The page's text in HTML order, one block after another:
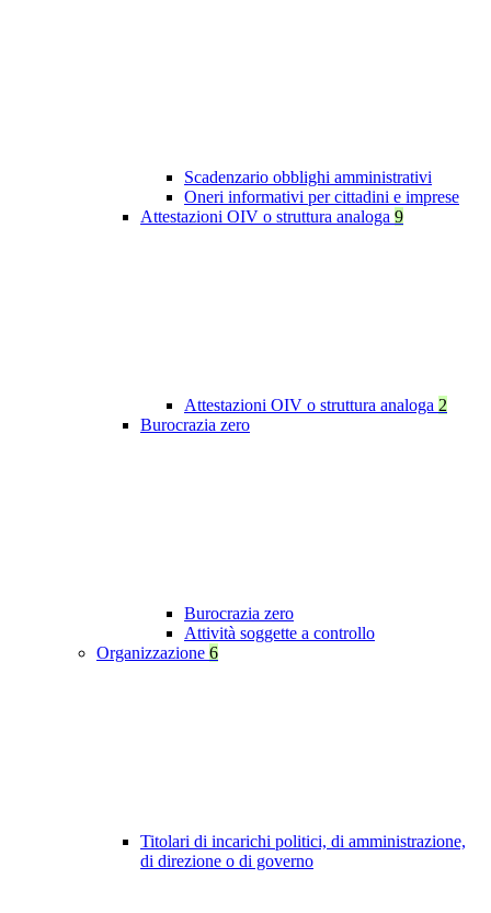
Scadenzario obblighi amministrativi
Oneri informativi per cittadini e imprese
Attestazioni OIV o struttura analoga 9
Attestazioni OIV o struttura analoga 2
Burocrazia zero
Burocrazia zero
Attività soggette a controllo
Organizzazione 6
Titolari di incarichi politici, di amministrazione,
di direzione o di governo